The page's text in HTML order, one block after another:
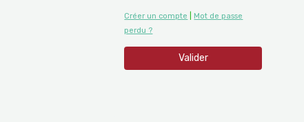
Créer un compte
Mot de passe
perdu ?
Valider